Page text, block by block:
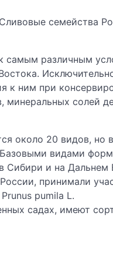
семейства
самым различным
к ним при
минеральных солей
около 20 видов, но
видами
Сибири и на Дальнем
принимали
pumila L.
садах, имеют